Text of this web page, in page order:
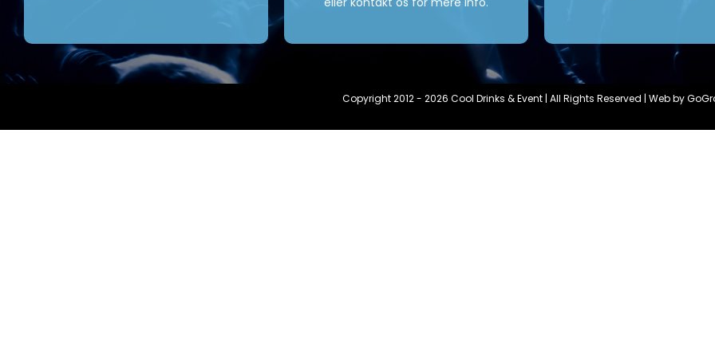
Copyright 2012 - 2026 Cool Drinks & Event | All Rights Reserved | Web by